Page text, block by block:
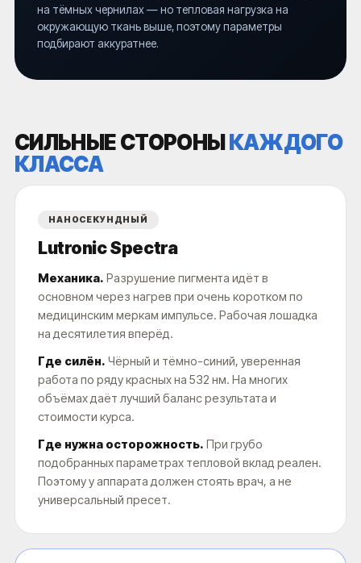
на тёмных чернилах — но тепловая нагрузка на
окружающую ткань выше, поэтому параметры
подбирают аккуратнее.
СИЛЬНЫЕ СТОРОНЫКАЖДОГО
КЛАССА
НАНОСЕКУНДНЫЙ
Lutronic Spectra
Механика. Разрушение пигмента идёт в
основном через нагрев при очень коротком по
медицинским меркам импульсе. Рабочая лошадка
на десятилетия вперёд.
Где силён. Чёрный и тёмно-синий, уверенная
работа по ряду красных на 532 нм. На многих
объёмах даёт лучший баланс результата и
стоимости курса.
Где нужна осторожность. При грубо
подобранных параметрах тепловой вклад реален.
Поэтому у аппарата должен стоять врач, а не
универсальный пресет.